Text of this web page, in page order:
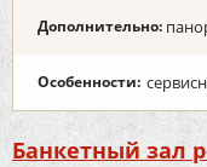
Дополнительно:
Особенности:
Банкетный зал